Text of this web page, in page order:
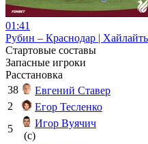
01:41
Рубин – Краснодар |
Стартовые составы
Запасные игроки
Расстановка
38
Евгений Ставер
2
Егор Тесленко
5
Игор Вуячич
(c)